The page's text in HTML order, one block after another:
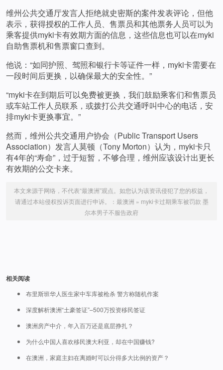
维州公共交通厅发言人拒绝就史密斯的案件发表评论，但他
表示，获得授权的工作人员、售票员和其他票务人员可以为
乘客提供myki卡有效期方面的信息，这些信息也可以在myki
自助售票机和售票窗口查到。
他说：“如同护照、驾照和银行卡等证件一样，myki卡需要在
一段时间后更换，以确保最大的安全性。”
“myki卡在到期后可以免费被更换，我们鼓励乘客们和售票员
或车站工作人员联系，或拨打公共交通呼叫中心的电话，安
排myki卡更换事宜。”
然而，维州公共交通用户协会（Public Transport Users
Association）发言人莫顿（Tony Morton）认为，myki卡只
有4年的“寿命”，过于短暂，不够合理，维州应该设计出更长
有效期的公交卡来。
本文来源于网络，不代表“最澳洲”观点。如您认为该资讯侵犯了您的权益，
请通过本站侵权投诉页面进行申诉。： 最澳洲 » myki卡过期乘车被罚款 墨
尔本男子不服告政府
相关阅读
布里斯班华人医生家中车库被枪杀 警方称随机作案
深度解析澳洲“土豪签证”–500万投资移民签证
澳洲房产中介，年入百万还是底层挣扎？
为什么中国人喜欢移民澳大利亚，却在中国赚钱?
在澳洲，家庭主妇在离婚时可以分得多大比例的资产？